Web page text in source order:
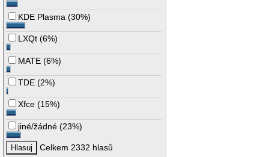
KDE Plasma (30%)
LXQt (6%)
MATE (6%)
TDE (2%)
Xfce (15%)
jiné/žádné (23%)
Celkem 2332 hlasů